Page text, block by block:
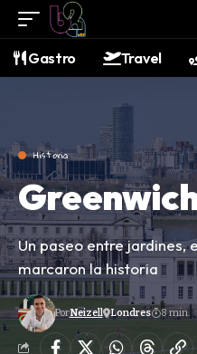
contenido
Gastro Travel
Historia
Un paseo entre jardines,
marcaron la historia
PorNeizell Londres 8 min.